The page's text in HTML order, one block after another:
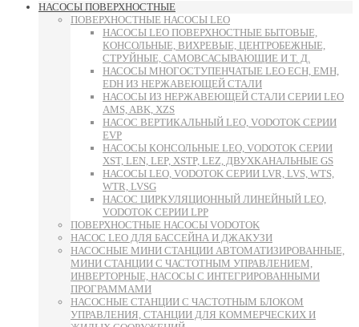
НАСОСЫ ПОВЕРХНОСТНЫЕ
ПОВЕРХНОСТНЫЕ НАСОСЫ LEO
НАСОСЫ LEO ПОВЕРХНОСТНЫЕ БЫТОВЫЕ,
КОНСОЛЬНЫЕ, ВИХРЕВЫЕ, ЦЕНТРОБЕЖНЫЕ,
СТРУЙНЫЕ, САМОВСАСЫВАЮЩИЕ И Т. Д.
НАСОСЫ МНОГОСТУПЕНЧАТЫЕ LEO ECH, EMH,
EDH ИЗ НЕРЖАВЕЮЩЕЙ СТАЛИ
НАСОСЫ ИЗ НЕРЖАВЕЮЩЕЙ СТАЛИ СЕРИИ LEO
AMS, ABK, XZS
НАСОС ВЕРТИКАЛЬНЫЙ LEO, VODOTOK СЕРИИ
EVP
НАСОСЫ КОНСОЛЬНЫЕ LEO, VODOTOK СЕРИИ
XST, LEN, LEP, XSTP, LEZ, ДВУХКАНАЛЬНЫЕ GS
НАСОСЫ LEO, VODOTOK СЕРИИ LVR, LVS, WTS,
WTR, LVSG
НАСОС ЦИРКУЛЯЦИОННЫЙ ЛИНЕЙНЫЙ LEO,
VODOTOK СЕРИИ LPP
ПОВЕРХНОСТНЫЕ НАСОСЫ VODOTOK
НАСОС LEO ДЛЯ БАССЕЙНА И ДЖАКУЗИ
НАСОСНЫЕ МИНИ СТАНЦИИ АВТОМАТИЗИРОВАННЫЕ,
МИНИ СТАНЦИИ С ЧАСТОТНЫМ УПРАВЛЕНИЕМ,
ИНВЕРТОРНЫЕ, НАСОСЫ С ИНТЕГРИРОВАННЫМИ
ПРОГРАММАМИ
НАСОСНЫЕ СТАНЦИИ С ЧАСТОТНЫМ БЛОКОМ
УПРАВЛЕНИЯ, СТАНЦИИ ДЛЯ КОММЕРЧЕСКИХ И